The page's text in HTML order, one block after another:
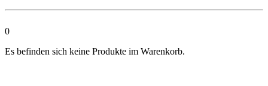
0
Es befinden sich keine Produkte im Warenkorb.